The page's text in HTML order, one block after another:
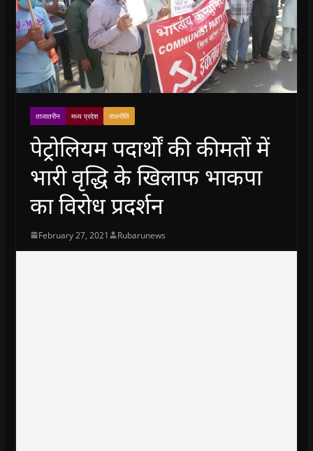
ताजातरीन मध्य प्रदेश राजनीति
पेट्रोलियम पदार्थों की कीमतों में
भारी वृद्धि के खिलाफ भाकपा
का विरोध प्रदर्शन
February 27, 2021 Rubarunews